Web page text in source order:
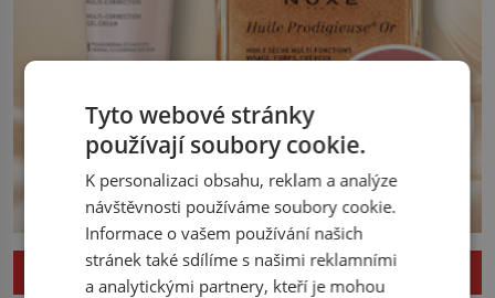
ZAJÍMAVOSTI
Tyto webové stránky
používají soubory cookie.
K personalizaci obsahu, reklam a analýze
návštěvnosti používáme soubory cookie.
Informace o vašem používání našich
stránek také sdílíme s našimi reklamními
a analytickými partnery, kteří je mohou